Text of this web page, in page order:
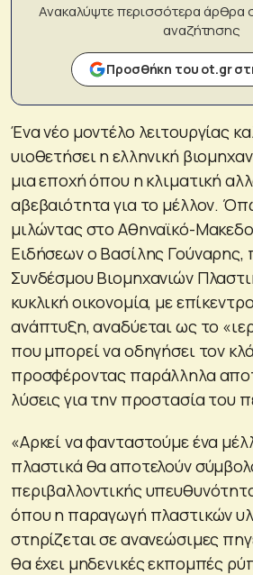
Ανακαλύψτε περισσότερα άρθρα
αναζήτησης
Προσθήκη του ot.gr
Ένα νέο μοντέλο λειτουργίας
υιοθετήσει η ελληνική
μια εποχή όπου η κλιματική
αβεβαιότητα για το μέλλον.
μιλώντας στο Αθηναϊκό-
Ειδήσεων ο Βασίλης
Συνδέσμου Βιομηχανιών
κυκλική οικονομία, με
ανάπτυξη, αναδύεται ως το
που μπορεί να οδηγήσει τον
προσφέροντας παράλληλα
λύσεις για την προστασία του
«Αρκεί να φανταστούμε ένα
πλαστικά θα αποτελούν
περιβαλλοντικής
όπου η παραγωγή πλαστικών
στηρίζεται σε ανανεώσιμες
θα έχει μηδενικές εκπομπές